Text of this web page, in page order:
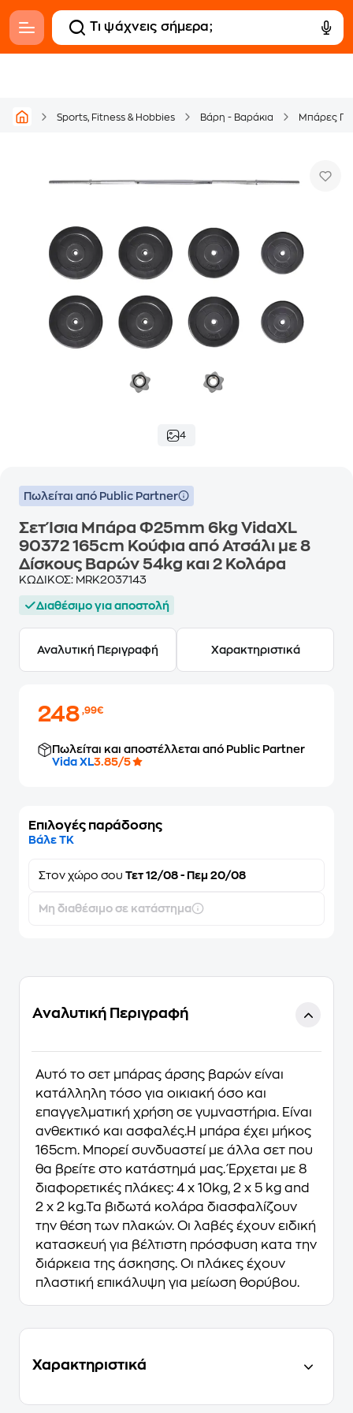
Sports, Fitness & Hobbies Βάρη - Βαράκια Μπάρες
4
Πωλείται από Public Partner
Σετ Ίσια Μπάρα Φ25mm 6kg VidaXL
90372 165cm Κούφια από Ατσάλι με 8
Δίσκους Βαρών 54kg και 2 Κολάρα
ΚΩΔΙΚΟΣ: MRK2037143
Διαθέσιμο για αποστολή
Αναλυτική Περιγραφή Χαρακτηριστικά
248,99€
Πωλείται και αποστέλλεται από Public Partner
Vida XL3.85/5
Επιλογές παράδοσης
Βάλε ΤΚ
Στον χώρο σου Τετ 12/08 - Πεμ 20/08
Μη διαθέσιμο σε κατάστημα
Αναλυτική Περιγραφή
Αυτό το σετ μπάρας άρσης βαρών είναι
κατάλληλη τόσο για οικιακή όσο και
επαγγελματική χρήση σε γυμναστήρια. Είναι
ανθεκτικό και ασφαλές.Η μπάρα έχει μήκος
165cm. Μπορεί συνδυαστεί με άλλα σετ που
θα βρείτε στο κατάστημά μας. Έρχεται με 8
διαφορετικές πλάκες: 4 x 10kg, 2 x 5 kg and
2 x 2 kg.Τα βιδωτά κολάρα διασφαλίζουν
την θέση των πλακών. Οι λαβές έχουν ειδική
κατασκευή για βέλτιστη πρόσφυση κατα την
διάρκεια της άσκησης. Οι πλάκες έχουν
πλαστική επικάλυψη για μείωση θορύβου.
Χαρακτηριστικά